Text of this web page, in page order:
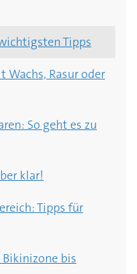
Tipps
Wachs, Rasur oder
So geht es zu
klar!
Tipps für
bis